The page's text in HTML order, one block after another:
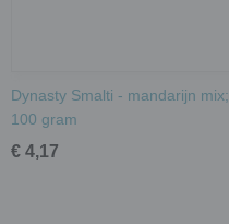
Dynasty Smalti - mandarijn mix;
100 gram
€ 4,17